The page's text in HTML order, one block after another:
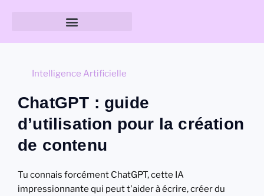
Intelligence Artificielle
ChatGPT : guide
d’utilisation pour la création
de contenu
Tu connais forcément ChatGPT, cette IA
impressionnante qui peut t'aider à écrire, créer du